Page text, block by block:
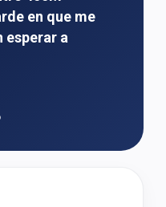
en que me
esperar a